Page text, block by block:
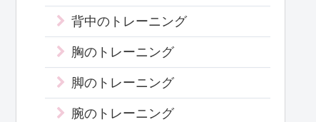
背中のトレーニング
胸のトレーニング
脚のトレーニング
腕のトレーニング